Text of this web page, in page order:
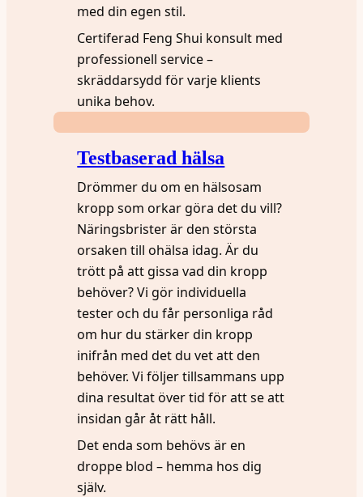
med din egen stil.
Certiferad Feng Shui konsult med
professionell service –
skräddarsydd för varje klients
unika behov.
Testbaserad hälsa
Drömmer du om en hälsosam
kropp som orkar göra det du vill?
Näringsbrister är den största
orsaken till ohälsa idag. Är du
trött på att gissa vad din kropp
behöver? Vi gör individuella
tester och du får personliga råd
om hur du stärker din kropp
inifrån med det du vet att den
behöver. Vi följer tillsammans upp
dina resultat över tid för att se att
insidan går åt rätt håll.
Det enda som behövs är en
droppe blod – hemma hos dig
själv.